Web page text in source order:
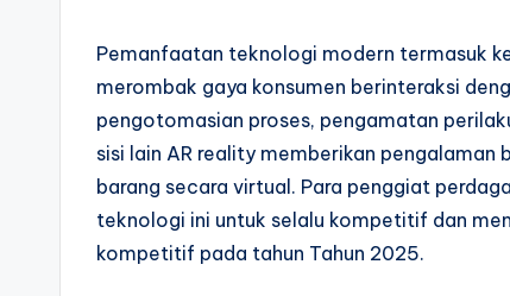
Pemanfaatan teknologi modern termasuk
merombak gaya konsumen berinteraksi
pengotomasian proses, pengamatan
sisi lain AR reality memberikan
barang secara virtual. Para penggiat
teknologi ini untuk selalu kompetitif dan
kompetitif pada tahun Tahun 2025.